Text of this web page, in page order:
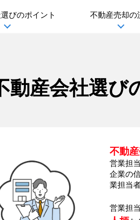
びのポイント 不動産売却の
動産会社選び
不動
営業担
企業の
業担当
営業担